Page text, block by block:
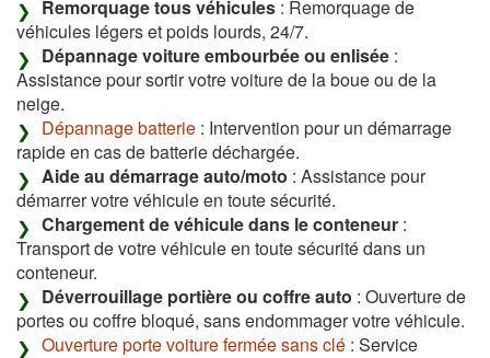
Remorquage tous véhicules : Remorquage de
véhicules légers et poids lourds, 24/7.
Dépannage voiture embourbée ou enlisée :
Assistance pour sortir votre voiture de la boue ou de la
neige.
Dépannage batterie : Intervention pour un démarrage
rapide en cas de batterie déchargée.
Aide au démarrage auto/moto : Assistance pour
démarrer votre véhicule en toute sécurité.
Chargement de véhicule dans le conteneur :
Transport de votre véhicule en toute sécurité dans un
conteneur.
Déverrouillage portière ou coffre auto : Ouverture de
portes ou coffre bloqué, sans endommager votre véhicule.
Ouverture porte voiture fermée sans clé : Service